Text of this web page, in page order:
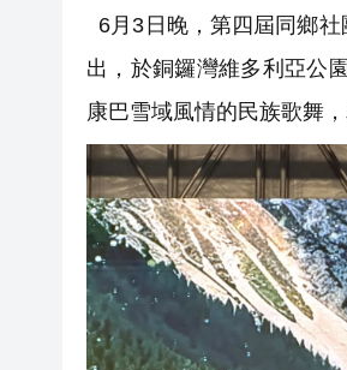
6月3日晚，第四屆同鄉
出，於銅鑼灣維多利亞公
康巴雪域風情的民族歌舞